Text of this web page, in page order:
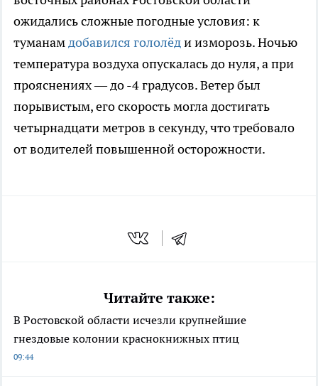
ожидались сложные погодные условия: к
туманамдобавился гололёди изморозь. Ночью
температура воздуха опускалась до нуля, а при
прояснениях — до -4 градусов. Ветер был
порывистым, его скорость могла достигать
четырнадцати метров в секунду, что требовало
от водителей повышенной осторожности.
Читайте также:
В Ростовской области исчезли крупнейшие
гнездовые колонии краснокнижных птиц
09:44